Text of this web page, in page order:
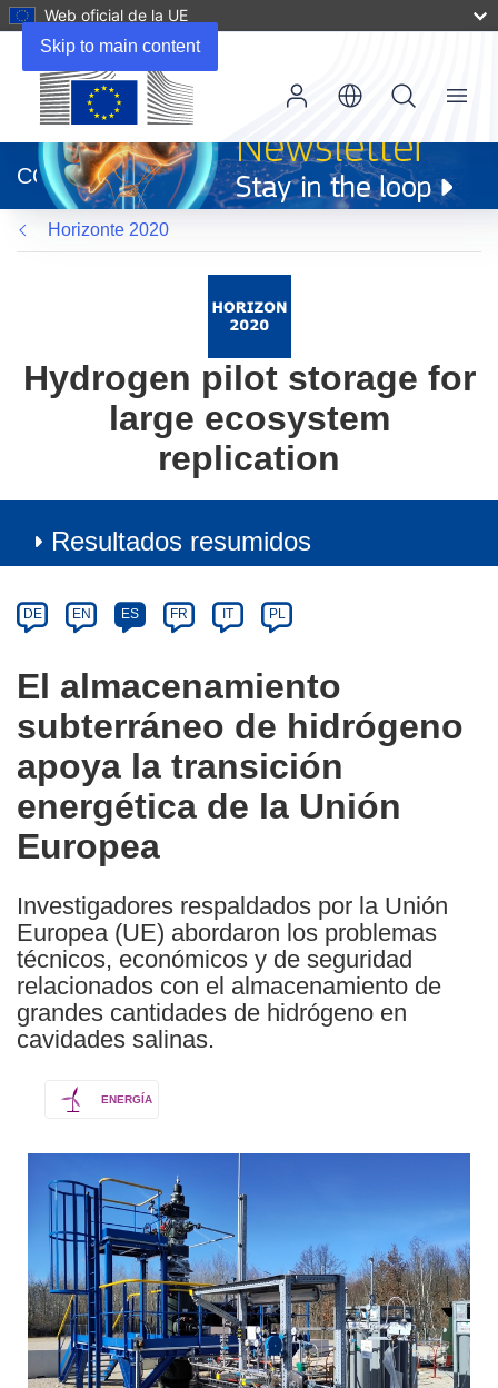
Skip to main content
Web oficial de la UE
abrirá
en
una
nueva
ventana)
CORDIS
Menu
Horizonte 2020
Hydrogen pilot storage for
large ecosystem
replication
Resultados resumidos
Category
Article
available
the
following
languages:
DE EN ES FR IT PL
El almacenamiento
subterráneo de hidrógeno
apoya la transición
energética de la Unión
Europea
Investigadores respaldados por la Unión
Europea (UE) abordaron los problemas
técnicos, económicos y de seguridad
relacionados con el almacenamiento de
grandes cantidades de hidrógeno en
cavidades salinas.
ENERGÍA